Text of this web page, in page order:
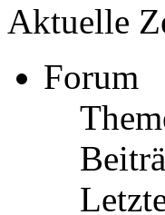
Aktuelle
Forum